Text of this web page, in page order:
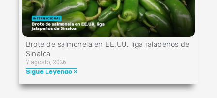
Brote de salmonela en EE.UU. liga jalapeños de
Sinaloa
7 agosto, 2026
Sigue Leyendo »